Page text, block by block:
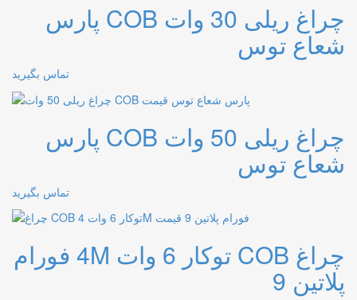
چراغ ریلی 30 وات COB پارس
شعاع توس
تماس بگیرید
چراغ ریلی 50 وات COB پارس
شعاع توس
تماس بگیرید
چراغ COB توکار 6 وات 4M فورام
پلاتین 9